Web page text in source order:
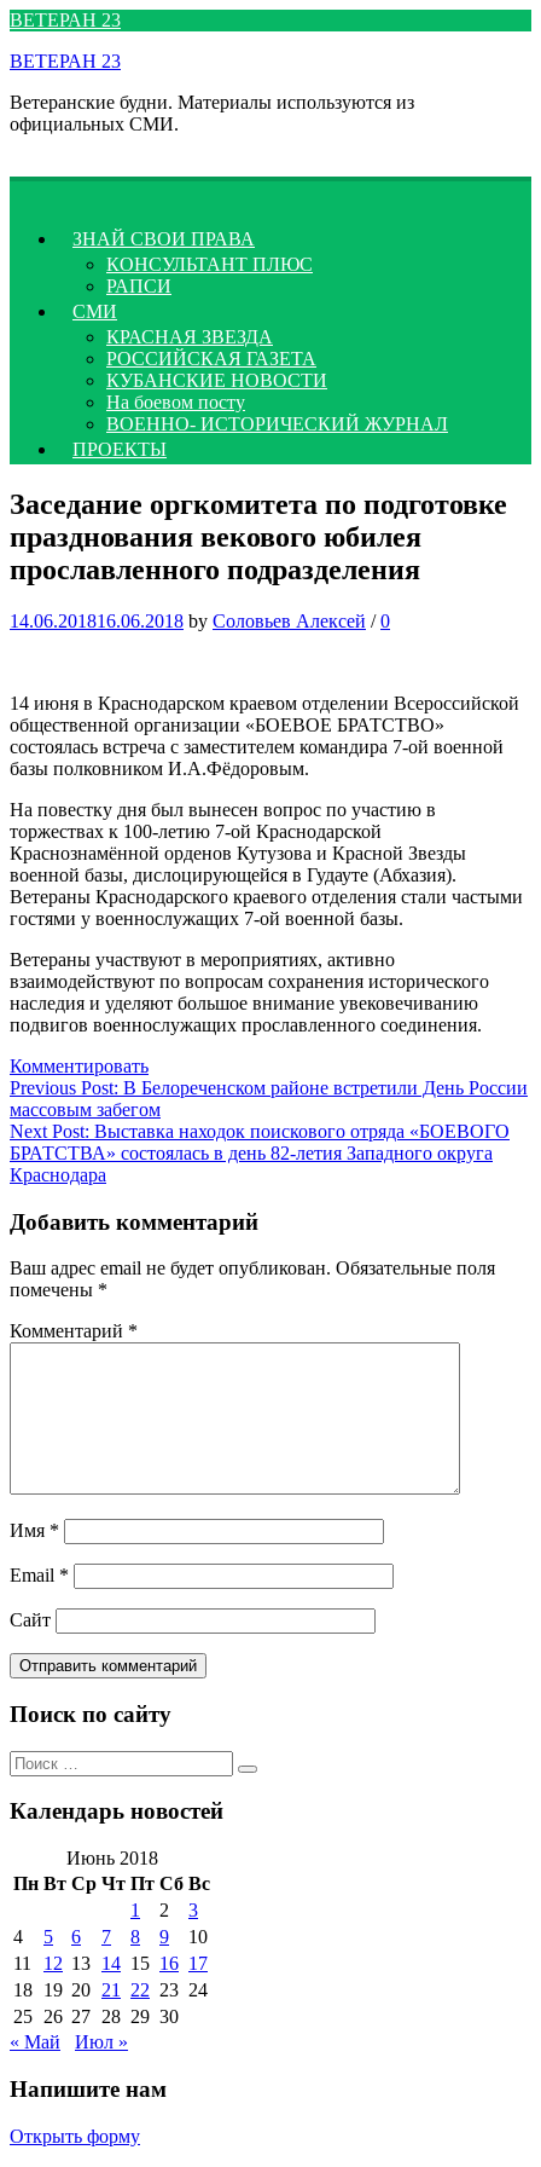
Перейти
содержимому
ВЕТЕРАН 23
ВЕТЕРАН 23
Ветеранские будни. Материалы используются из
официальных СМИ.
ЗНАЙ СВОИ ПРАВА
КОНСУЛЬТАНТ ПЛЮС
РАПСИ
СМИ
КРАСНАЯ ЗВЕЗДА
РОССИЙСКАЯ ГАЗЕТА
КУБАНСКИЕ НОВОСТИ
На боевом посту
ВОЕННО- ИСТОРИЧЕСКИЙ ЖУРНАЛ
ПРОЕКТЫ
Заседание оргкомитета по подготовке
празднования векового юбилея
прославленного подразделения
14.06.201816.06.2018 by Соловьев Алексей / 0
14 июня в Краснодарском краевом отделении Всероссийской
общественной организации «БОЕВОЕ БРАТСТВО»
состоялась встреча с заместителем командира 7-ой военной
базы полковником И.А.Фёдоровым.
На повестку дня был вынесен вопрос по участию в
торжествах к 100-летию 7-ой Краснодарской
Краснознамённой орденов Кутузова и Красной Звезды
военной базы, дислоцирующейся в Гудауте (Абхазия).
Ветераны Краснодарского краевого отделения стали частыми
гостями у военнослужащих 7-ой военной базы.
Ветераны участвуют в мероприятиях, активно
взаимодействуют по вопросам сохранения исторического
наследия и уделяют большое внимание увековечиванию
подвигов военнослужащих прославленного соединения.
Комментировать
Навигация
по
записям
Previous Post: В Белореченском районе встретили День России
массовым забегом
Next Post: Выставка находок поискового отряда «БОЕВОГО
БРАТСТВА» состоялась в день 82-летия Западного округа
Краснодара
Добавить комментарий
Ваш адрес email не будет опубликован. Обязательные поля
помечены *
Комментарий *
Имя *
Email *
Сайт
Поиск по сайту
Поиск
по:
Поиск
Календарь новостей
Июнь 2018
Пн Вт Ср Чт Пт Сб Вс
1
2
3
4
5 6 7 8 9
10
11
12 13 14 15 16 17
18 19 20 21 22 23 24
25 26 27 28 29 30
« Май
Июл »
Напишите нам
Открыть форму